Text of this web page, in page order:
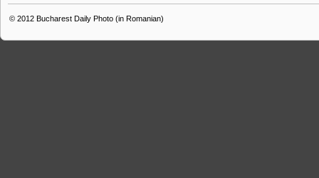
© 2012 Bucharest Daily Photo (in Romanian)